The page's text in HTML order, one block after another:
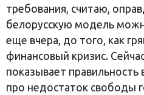
требования, считаю,
белорусскую модель
еще вчера, до того, как
финансовый кризис.
показывает правильность
про недостаток свободы